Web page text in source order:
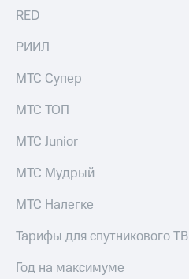
ПАО
"МТС"
Собрания
акционеров
Личный
кабинет
акционера
Акционерный
Контроль
аудит
акций
RED
РИИЛ
МТС Супер
МТС ТОП
МТС Junior
МТС Мудрый
МТС Налегке
Тарифы для спутникового ТВ
Год на максимуме